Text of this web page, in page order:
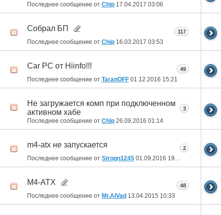
Последнее сообщение от Chip 17.04.2017 03:06
Собрал БП
Последнее сообщение от Chip 16.03.2017 03:53
117
Car PC от Hiinfo!!!
Последнее сообщение от TaranOFF 01.12.2016 15:21
49
Не загружается комп при подключенном
активном хабе
Последнее сообщение от Chip 26.09.2016 01:14
3
m4-atx не запускается
Последнее сообщение от Strogn1245 01.09.2016 19:35
2
M4-ATX
Последнее сообщение от Mr.AlVad 13.04.2015 10:33
48